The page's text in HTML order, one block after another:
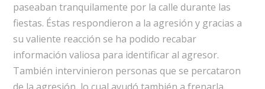
paseaban tranquilamente por la calle durante las
fiestas. Éstas respondieron a la agresión y gracias a
su valiente reacción se ha podido recabar
información valiosa para identificar al agresor.
También intervinieron personas que se percataron